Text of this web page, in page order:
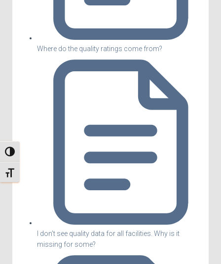
TOGGLE HIGH CONTRAST
TOGGLE FONT SIZE
Where do the quality ratings come from?
I don’t see quality data for all facilities. Why is it
missing for some?